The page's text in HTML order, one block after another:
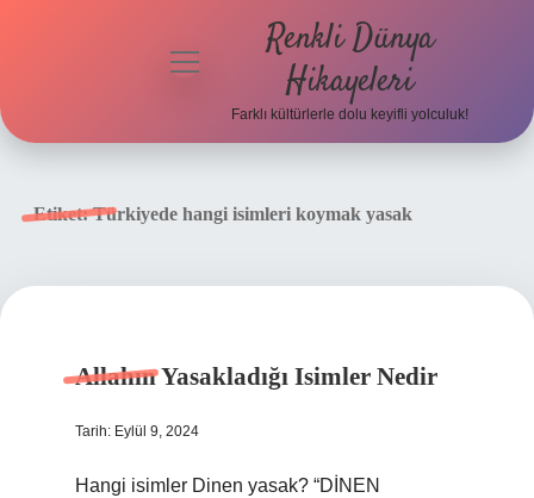
Politikası
menüyü
Renkli Dünya
Hikayeleri
Farklı kültürlerle dolu keyifli yolculuk!
Etiket:Türkiyede hangi isimleri koymak yasak
Allahın Yasakladığı Isimler Nedir
Tarih: Eylül 9, 2024
Hangi isimler Dinen yasak? “DİNEN